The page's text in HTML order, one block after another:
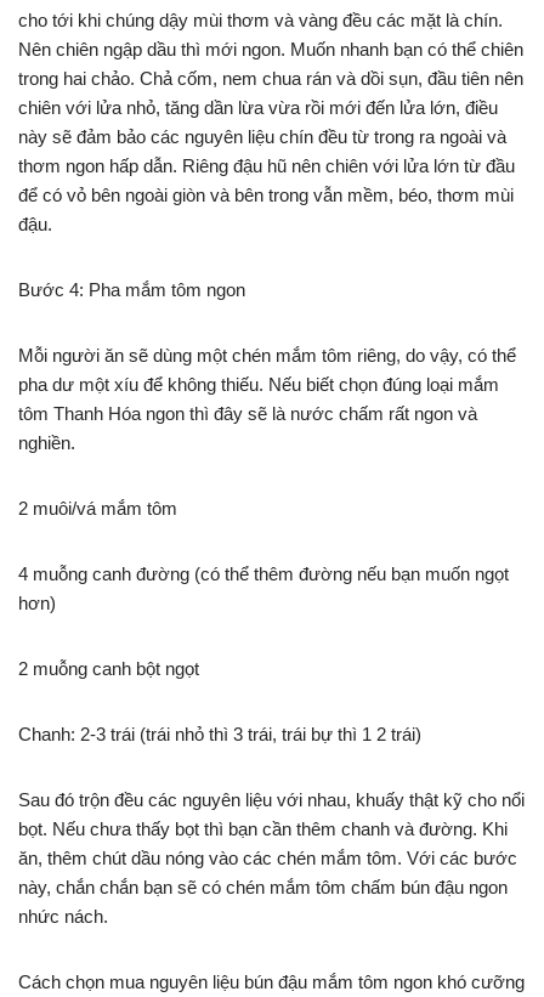
cho tới khi chúng dậy mùi thơm và vàng đều các mặt là chín.
Nên chiên ngập dầu thì mới ngon. Muốn nhanh bạn có thể chiên
trong hai chảo. Chả cốm, nem chua rán và dồi sụn, đầu tiên nên
chiên với lửa nhỏ, tăng dần lừa vừa rồi mới đến lửa lớn, điều
này sẽ đảm bảo các nguyên liệu chín đều từ trong ra ngoài và
thơm ngon hấp dẫn. Riêng đậu hũ nên chiên với lửa lớn từ đầu
để có vỏ bên ngoài giòn và bên trong vẫn mềm, béo, thơm mùi
đậu.
Bước 4: Pha mắm tôm ngon
Mỗi người ăn sẽ dùng một chén mắm tôm riêng, do vậy, có thể
pha dư một xíu để không thiếu. Nếu biết chọn đúng loại mắm
tôm Thanh Hóa ngon thì đây sẽ là nước chấm rất ngon và
nghiền.
2 muôi/vá mắm tôm
4 muỗng canh đường (có thể thêm đường nếu bạn muốn ngọt
hơn)
2 muỗng canh bột ngọt
Chanh: 2-3 trái (trái nhỏ thì 3 trái, trái bự thì 1 2 trái)
Sau đó trộn đều các nguyên liệu với nhau, khuấy thật kỹ cho nổi
bọt. Nếu chưa thấy bọt thì bạn cần thêm chanh và đường. Khi
ăn, thêm chút dầu nóng vào các chén mắm tôm. Với các bước
này, chắn chắn bạn sẽ có chén mắm tôm chấm bún đậu ngon
nhức nách.
Cách chọn mua nguyên liệu bún đậu mắm tôm ngon khó cưỡng